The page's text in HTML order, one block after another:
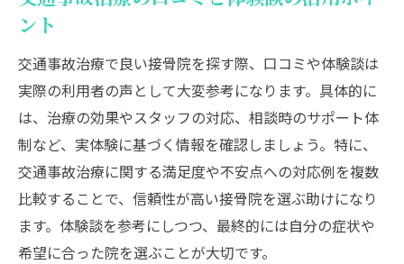
ント
交通事故治療で良い接骨院を探す際、口コミや体験談は
実際の利用者の声として大変参考になります。具体的に
は、治療の効果やスタッフの対応、相談時のサポート体
制など、実体験に基づく情報を確認しましょう。特に、
交通事故治療に関する満足度や不安点への対応例を複数
比較することで、信頼性が高い接骨院を選ぶ助けになり
ます。体験談を参考にしつつ、最終的には自分の症状や
希望に合った院を選ぶことが大切です。